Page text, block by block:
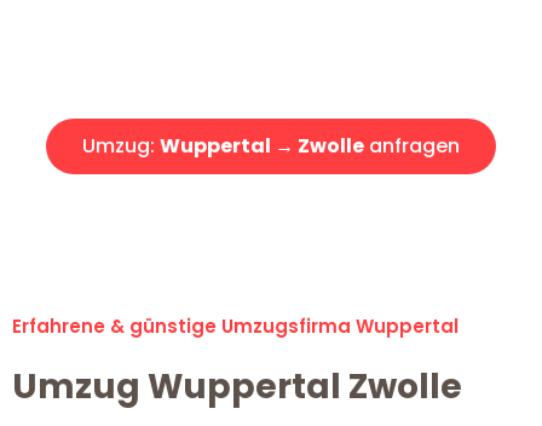
Umzug: Wuppertal → Zwolle anfragen
Erfahrene & günstige Umzugsfirma Wuppertal
Umzug Wuppertal Zwolle